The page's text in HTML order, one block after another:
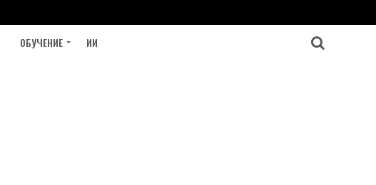
ОБУЧЕНИЕ ИИ